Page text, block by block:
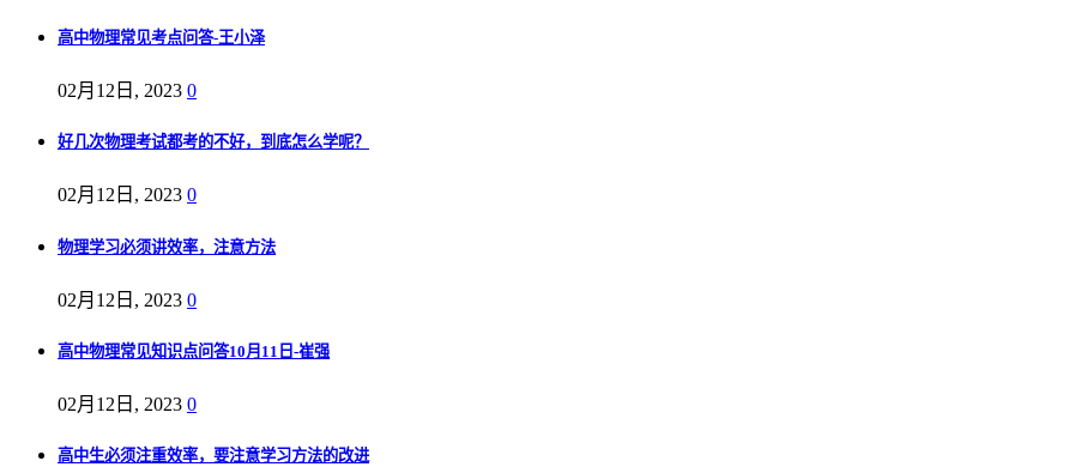
高中物理常见考点问答-王小泽
02月12日, 2023 0
好几次物理考试都考的不好，到底怎么学呢？
02月12日, 2023 0
物理学习必须讲效率，注意方法
02月12日, 2023 0
高中物理常见知识点问答10月11日-崔强
02月12日, 2023 0
高中生必须注重效率，要注意学习方法的改进